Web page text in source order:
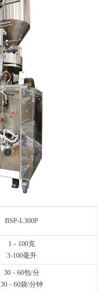
BSP-L300P
1 - 100克
3-100毫升
30 - 60包/分
30 - 60袋/分钟